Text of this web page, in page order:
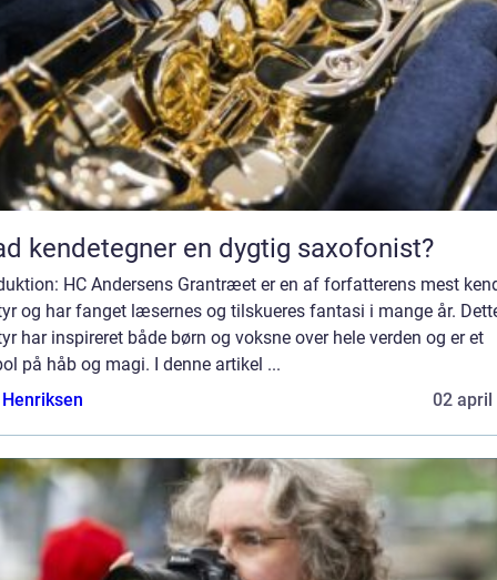
kendetegner en dygtig saxofonist?
HC Andersens Grantræet er en af forfatterens mest
og har fanget læsernes og tilskueres fantasi i mange år.
har inspireret både børn og voksne over hele verden og er et
på håb og magi. I denne artikel ...
02 april